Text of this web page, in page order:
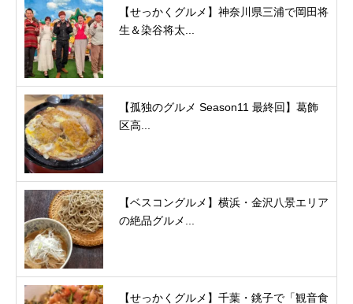
【せっかくグルメ】神奈川県三浦で岡田将
生＆染谷将太...
【孤独のグルメ Season11 最終回】葛飾
区高...
【ベスコングルメ】横浜・金沢八景エリア
の絶品グルメ...
【せっかくグルメ】千葉・銚子で「観音食